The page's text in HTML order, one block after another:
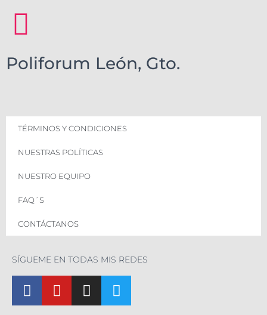
Poliforum León, Gto.
TÉRMINOS Y CONDICIONES
NUESTRAS POLÍTICAS
NUESTRO EQUIPO
FAQ´S
CONTÁCTANOS
SÍGUEME EN TODAS MIS REDES